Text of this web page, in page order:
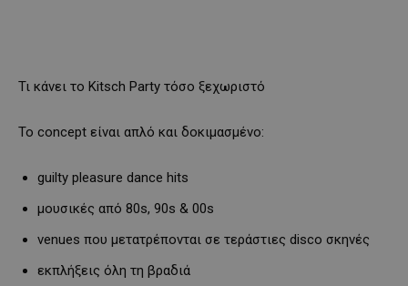
Τι κάνει το Kitsch Party τόσο ξεχωριστό
Το concept είναι απλό και δοκιμασμένο:
guilty pleasure dance hits
μουσικές από 80s, 90s & 00s
venues που μετατρέπονται σε τεράστιες disco σκηνές
εκπλήξεις όλη τη βραδιά